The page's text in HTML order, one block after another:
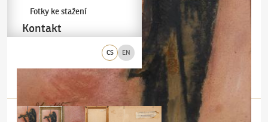
CS EN
Fotky ke stažení
Kontakt